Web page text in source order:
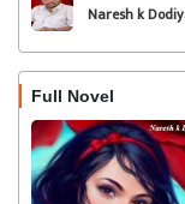
Naresh k
Full Novel